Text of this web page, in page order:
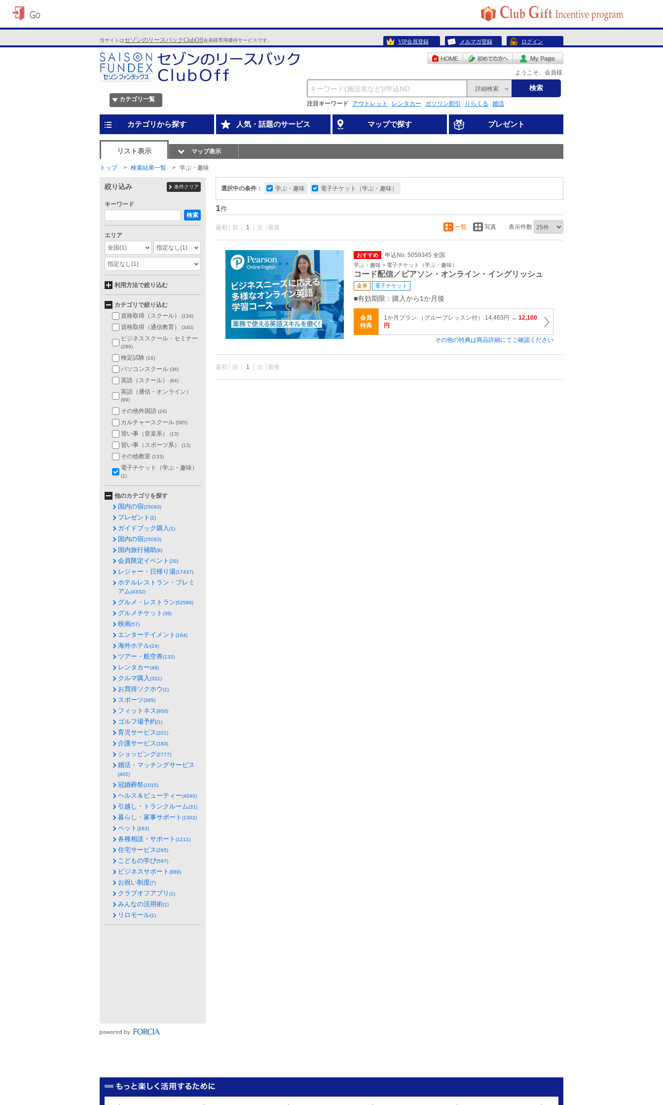
当サイトはセゾンのリースバックClubOff会員様専用優待サービスです。 VIP会員登録 メルマガ登録 ログイン
ようこそ、会員様
カテゴリ一覧
詳細検索 検索
注目キーワード アウトレット レンタカー ガソリン割引 りらくる 婚活
カテゴリから探す 人気・話題のサービス マップで探す プレゼント
リスト表示 マップ表示
トップ 検索結果一覧 学ぶ・趣味
選択中の条件： 学ぶ・趣味 電子チケット（学ぶ・趣味）
1件
最初 前 1 次 最後 一覧 写真 表示件数
おすすめ 申込No. 5059345 全国
学ぶ・趣味 > 電子チケット（学ぶ・趣味）
コード配信／ピアソン・オンライン・イングリッシュ
金券 電子チケット
■有効期限：購入から1か月後
会員
特典
1か月プラン （グループレッスン付） 14,465円 → 12,100
円
その他の特典は商品詳細にてご確認ください
最初 前 1 次 最後
絞り込み 条件クリア
キーワード
検索
エリア
全国(1) 指定なし(1)
指定なし(1)
利用方法で絞り込む
カテゴリで絞り込む
資格取得（スクール）
(134)
資格取得（通信教育） (340)
ビジネススクール・セミナー
(286)
検定試験 (16)
パソコンスクール (36)
英語（スクール） (84)
英語（通信・オンライン）
(99)
その他外国語 (24)
カルチャースクール (585)
習い事（音楽系） (13)
習い事（スポーツ系） (13)
その他教室 (133)
電子チケット（学ぶ・趣味）
(1)
他のカテゴリを探す
国内の宿(25093)
プレゼント (2)
ガイドブック購入(1)
国内の宿(25093)
国内旅行補助(8)
会員限定イベント (20)
レジャー・日帰り湯(17437)
ホテルレストラン・プレミ
アム(4332)
グルメ・レストラン(52586)
グルメチケット (39)
映画(57)
エンターテイメント (164)
海外ホテル(24)
ツアー・航空券(132)
レンタカー(49)
クルマ購入(331)
お買得ソクホウ(1)
スポーツ(365)
フィットネス(950)
ゴルフ場予約(1)
育児サービス(201)
介護サービス(183)
ショッピング(2777)
婚活・マッチングサービス
(402)
冠婚葬祭(1015)
ヘルス＆ビューティー(4040)
引越し・トランクルーム(31)
暮らし・家事サポート (1302)
ペット (263)
各種相談・サポート (1211)
住宅サービス(295)
こどもの学び(597)
ビジネスサポート (889)
お祝い制度(7)
クラブオフアプリ (1)
みんなの活用術(1)
リロモール(1)